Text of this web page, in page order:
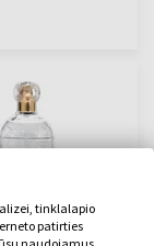
Coq
tinklalapio
patirties